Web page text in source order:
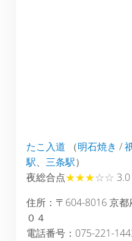
たこ入道 （明石焼き /
駅、 三条駅）
夜総合点★★★☆☆ 3.0
住所：〒604-8016 京
０４
電話番号：075-221-